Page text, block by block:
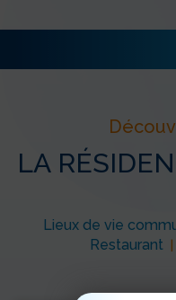
LA
Lieux de vie
Restaurant |